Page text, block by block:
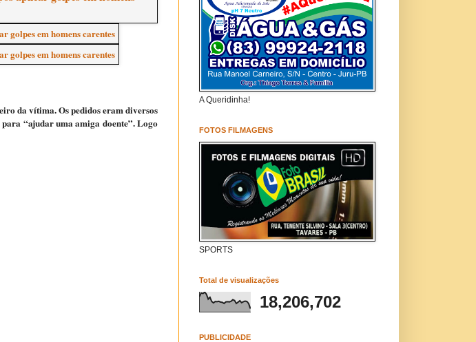
da vítima. Os pedidos eram diversos
para “ajudar uma amiga doente”. Logo
A Queridinha!
FOTOS FILMAGENS
SPORTS
Total de visualizações
18,206,702
PUBLICIDADE